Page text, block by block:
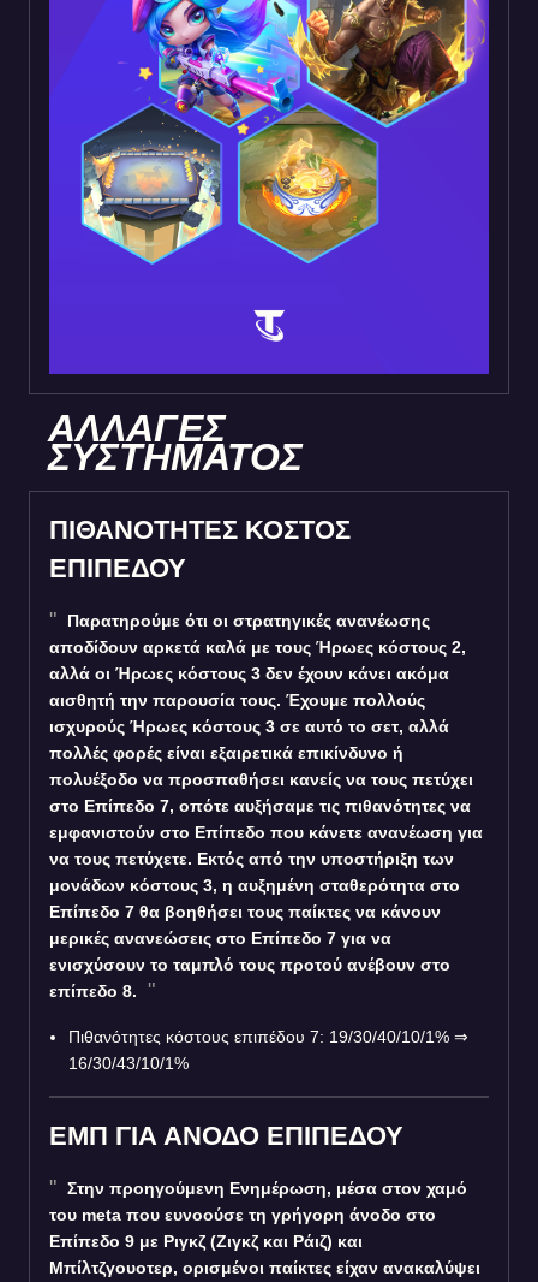
ΑΛΛΑΓΕΣ
ΣΥΣΤΗΜΑΤΟΣ
ΠΙΘΑΝΟΤΗΤΕΣ ΚΟΣΤΟΣ
ΕΠΙΠΕΔΟΥ
Παρατηρούμε ότι οι στρατηγικές ανανέωσης
αποδίδουν αρκετά καλά με τους Ήρωες κόστους 2,
αλλά οι Ήρωες κόστους 3 δεν έχουν κάνει ακόμα
αισθητή την παρουσία τους. Έχουμε πολλούς
ισχυρούς Ήρωες κόστους 3 σε αυτό το σετ, αλλά
πολλές φορές είναι εξαιρετικά επικίνδυνο ή
πολυέξοδο να προσπαθήσει κανείς να τους πετύχει
στο Επίπεδο 7, οπότε αυξήσαμε τις πιθανότητες να
εμφανιστούν στο Επίπεδο που κάνετε ανανέωση για
να τους πετύχετε. Εκτός από την υποστήριξη των
μονάδων κόστους 3, η αυξημένη σταθερότητα στο
Επίπεδο 7 θα βοηθήσει τους παίκτες να κάνουν
μερικές ανανεώσεις στο Επίπεδο 7 για να
ενισχύσουν το ταμπλό τους προτού ανέβουν στο
επίπεδο 8.
Πιθανότητες κόστους επιπέδου 7: 19/30/40/10/1% ⇒
16/30/43/10/1%
ΕΜΠ ΓΙΑ ΑΝΟΔΟ ΕΠΙΠΕΔΟΥ
Στην προηγούμενη Ενημέρωση, μέσα στον χαμό
του meta που ευνοούσε τη γρήγορη άνοδο στο
Επίπεδο 9 με Ριγκζ (Ζιγκζ και Ράιζ) και
Μπίλτζγουοτερ, ορισμένοι παίκτες είχαν ανακαλύψει